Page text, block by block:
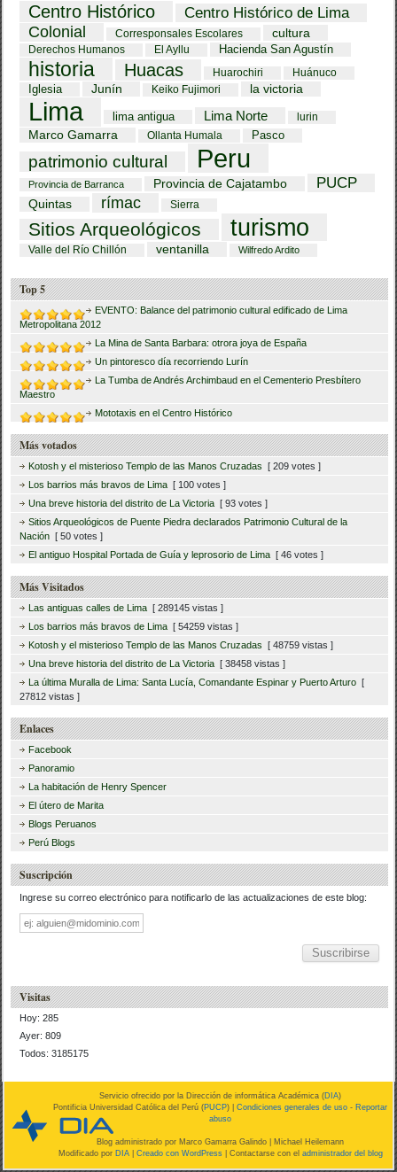
Centro Histórico
Centro Histórico de Lima
Colonial
Corresponsales Escolares cultura
Derechos Humanos El Ayllu Hacienda San Agustín
historia Huacas Huarochiri Huánuco
Iglesia Junín Keiko Fujimori la victoria
Lima lima antigua Lima Norte lurin
Marco Gamarra Ollanta Humala Pasco
patrimonio cultural Peru
Provincia de Barranca Provincia de Cajatambo PUCP
Quintas rímac Sierra
Sitios Arqueológicos turismo
Valle del Río Chillón ventanilla Wilfredo Ardito
Top 5
EVENTO: Balance del patrimonio cultural edificado de Lima
Metropolitana 2012
La Mina de Santa Barbara: otrora joya de España
Un pintoresco día recorriendo Lurín
La Tumba de Andrés Archimbaud en el Cementerio Presbítero
Maestro
Mototaxis en el Centro Histórico
Más votados
Kotosh y el misterioso Templo de las Manos Cruzadas [ 209 votes ]
Los barrios más bravos de Lima [ 100 votes ]
Una breve historia del distrito de La Victoria [ 93 votes ]
Sitios Arqueológicos de Puente Piedra declarados Patrimonio Cultural de la
Nación [ 50 votes ]
El antiguo Hospital Portada de Guía y leprosorio de Lima [ 46 votes ]
Más Visitados
Las antiguas calles de Lima [ 289145 vistas ]
Los barrios más bravos de Lima [ 54259 vistas ]
Kotosh y el misterioso Templo de las Manos Cruzadas [ 48759 vistas ]
Una breve historia del distrito de La Victoria [ 38458 vistas ]
La última Muralla de Lima: Santa Lucía, Comandante Espinar y Puerto Arturo [
27812 vistas ]
Enlaces
Facebook
Panoramio
La habitación de Henry Spencer
El útero de Marita
Blogs Peruanos
Perú Blogs
Suscripción
Ingrese su correo electrónico para notificarlo de las actualizaciones de este blog:
Dirección
de
correo
Visitas
Hoy: 285
Ayer: 809
Todos: 3185175
Servicio ofrecido por la Dirección de informática Académica (DIA)
Pontificia Universidad Católica del Perú (PUCP) |Condiciones generales de uso - Reportar
abuso
Blog administrado por Marco Gamarra Galindo | Michael Heilemann
Modificado por DIA| Creado con WordPress| Contactarse con el administrador del blog